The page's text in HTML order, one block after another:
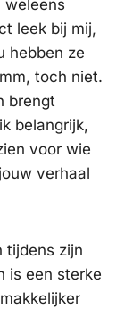
weleens
leek bij mij,
hebben ze
toch niet.
brengt
belangrijk,
voor wie
verhaal
tijdens zijn
is een sterke